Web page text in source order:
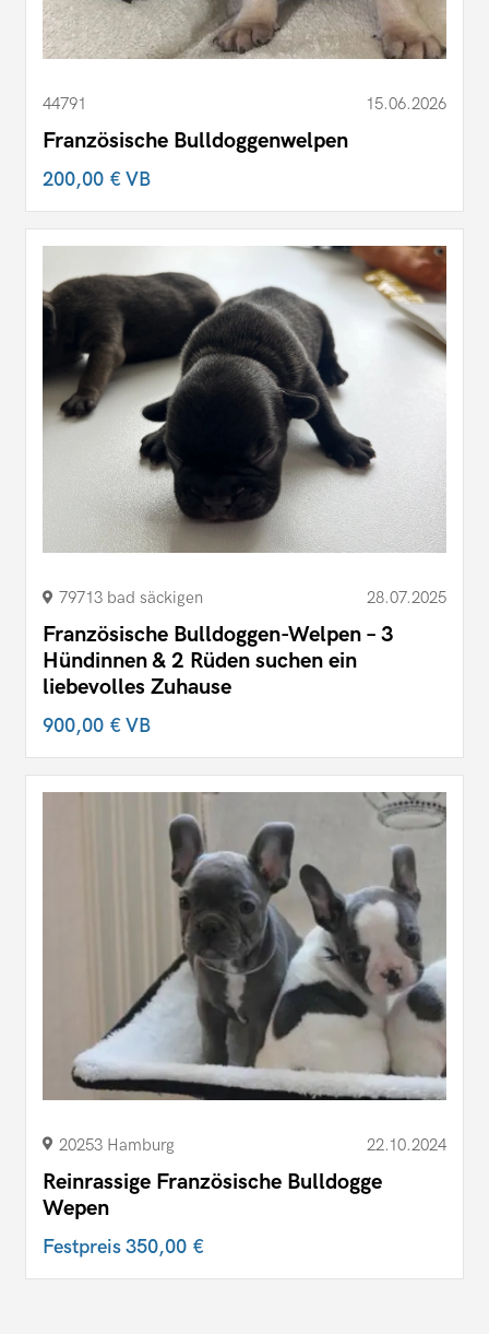
44791 15.06.2026
Französische Bulldoggenwelpen
200,00 €VB
79713 bad säckigen 28.07.2025
Französische Bulldoggen-Welpen – 3
Hündinnen & 2 Rüden suchen ein
liebevolles Zuhause
900,00 €VB
20253 Hamburg 22.10.2024
Reinrassige Französische Bulldogge
Wepen
Festpreis350,00 €